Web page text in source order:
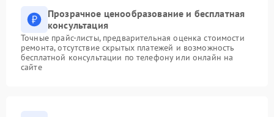
Прозрачное ценообразование и бесплатная
консультация
Точные прайс-листы, предварительная оценка стоимости
ремонта, отсутствие скрытых платежей и возможность
бесплатной консультации по телефону или онлайн на
сайте